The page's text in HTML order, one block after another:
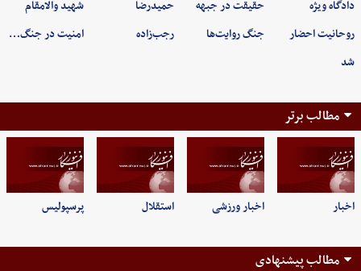
دادگاه ویژه
روحانیت احضار
شد
حقیقت در جبهه
جنگ روایت‌ها
حمیدرضا
رجب‌زاده
شهید والامقام
امنیت در جنگ…
مطالب برتر
اخبار اخبار ورزشی استقلال پرسپولیس
مطالب پیشنهادی